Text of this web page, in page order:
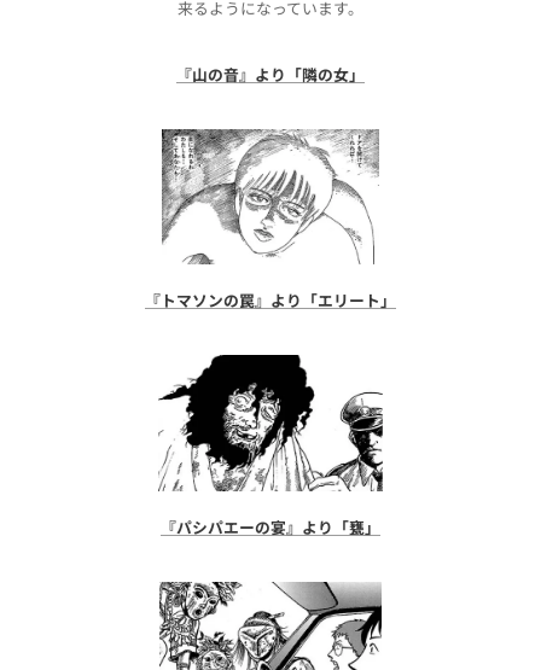
来るようになっています。
『山の音』より「隣の女」
『トマソンの罠』より「エリート」
『パシパエーの宴』より「甕」